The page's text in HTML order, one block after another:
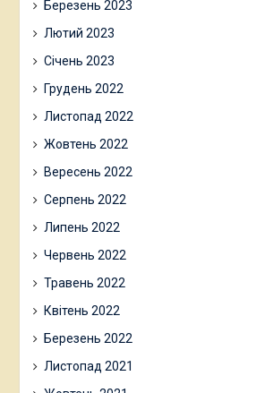
Березень 2023
Лютий 2023
Січень 2023
Грудень 2022
Листопад 2022
Жовтень 2022
Вересень 2022
Серпень 2022
Липень 2022
Червень 2022
Травень 2022
Квітень 2022
Березень 2022
Листопад 2021